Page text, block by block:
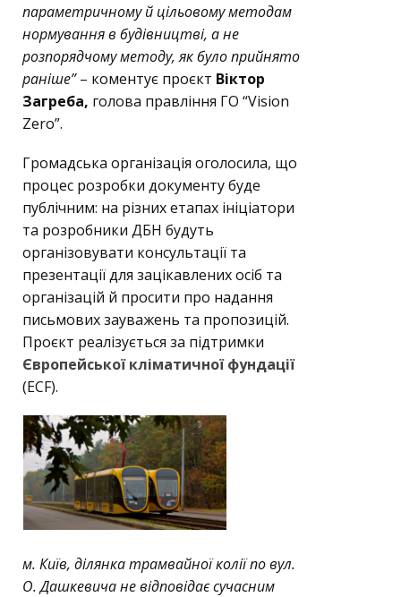
параметричному й цільовому методам
нормування в будівництві, а не
розпорядчому методу, як було прийнято
раніше”– коментує проєкт Віктор
Загреба, голова правління ГО “Vision
Zero”.
Громадська організація оголосила, що
процес розробки документу буде
публічним: на різних етапах ініціатори
та розробники ДБН будуть
організовувати консультації та
презентації для зацікавлених осіб та
організацій й просити про надання
письмових зауважень та пропозицій.
Проєкт реалізується за підтримки
Європейської кліматичної фундації
(ECF).
м. Київ, ділянка трамвайної колії по вул.
О. Дашкевича не відповідає сучасним